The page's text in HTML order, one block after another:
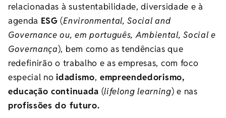
relacionadas à sustentabilidade, diversidade e à
agenda ESG (Environmental, Social and
Governance ou, em português, Ambiental, Social e
Governança), bem como as tendências que
redefinirão o trabalho e as empresas, com foco
especial noidadismo, empreendedorismo,
educação continuada (lifelong learning) e nas
profissões do futuro.